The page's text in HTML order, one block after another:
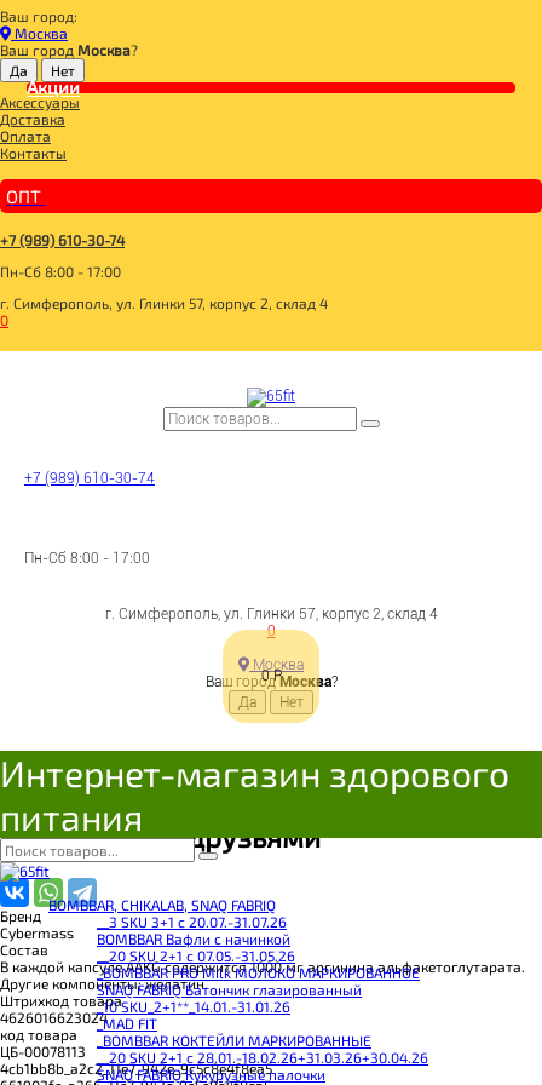
Ваш город:
Москва
Ваш город Москва?
Акции
Аксессуары
Доставка
Оплата
Контакты
ОПТ
+7 (989) 610-30-74
Пн-Сб 8:00 - 17:00
г. Симферополь, ул. Глинки 57, корпус 2, склад 4
0
+7 (989) 610-30-74
Пн-Сб 8:00 - 17:00
г. Симферополь, ул. Глинки 57, корпус 2, склад 4
0
0Р
Москва
Ваш городМосква?
Интернет-магазин здорового
питания
BOMBBAR, CHIKALAB, SNAQ FABRIQ
__3 SKU 3+1 с 20.07.-31.07.26
BOMBBAR Вафли с начинкой
__20 SKU 2+1 с 07.05.-31.05.26
_BOMBBAR PRO Milk МОЛОКО МАРКИРОВАННОЕ
SNAQ FABRIQ Батончик глазированный
_10 SKU_2+1**_14.01.-31.01.26
_MAD FIT
_BOMBBAR КОКТЕЙЛИ МАРКИРОВАННЫЕ
__20 SKU 2+1 с 28.01.-18.02.26+31.03.26+30.04.26
SNAQ FABRIQ Кукурузные палочки
Главная
СПОРТИВНОЕ ПИТАНИЕ
ВИТАМИНЫ И МИНЕРАЛЫ
ВИТАМИН МУЛЬТИ
CyberMass Multivitamin Daily 90caps
CyberMass Multivitamin
Daily 90caps
Добавляется...В корзинуДобавлен
Поделиться с друзьями
Бренд
Cybermass
Состав
В каждой капсуле AAKG содержится 1000 мг аргинина альфакетоглутарата.
Другие компоненты: желатин.
Штрихкод товара
4626016623024
код товара
ЦБ-00078113
4cb1bb8b_a2c2_11e7_942e_9c5c8e4f8ea5